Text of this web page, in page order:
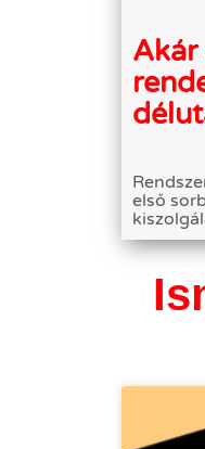
Akár
első